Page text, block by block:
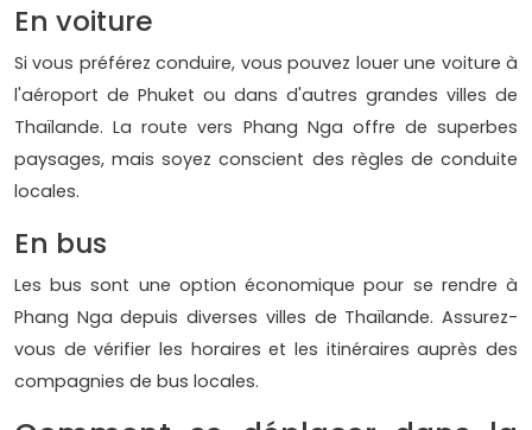
En voiture
Si vous préférez conduire, vous pouvez louer une voiture à
l'aéroport de Phuket ou dans d'autres grandes villes de
Thaïlande. La route vers Phang Nga offre de superbes
paysages, mais soyez conscient des règles de conduite
locales.
En bus
Les bus sont une option économique pour se rendre à
Phang Nga depuis diverses villes de Thaïlande. Assurez-
vous de vérifier les horaires et les itinéraires auprès des
compagnies de bus locales.